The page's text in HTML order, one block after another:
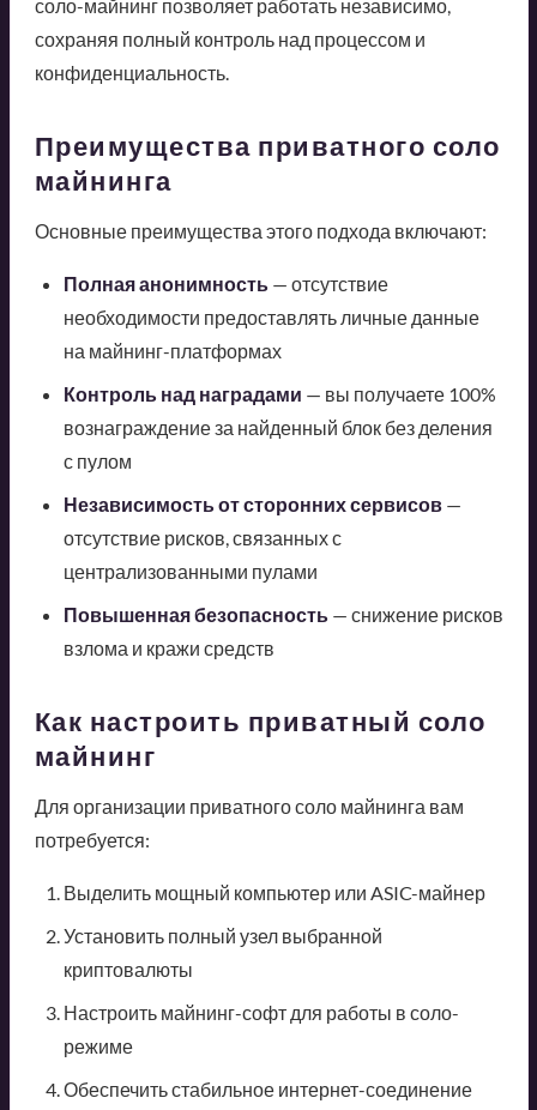
соло-майнинг позволяет работать независимо,
сохраняя полный контроль над процессом и
конфиденциальность.
Преимущества приватного соло
майнинга
Основные преимущества этого подхода включают:
Полная анонимность— отсутствие
необходимости предоставлять личные данные
на майнинг-платформах
Контроль над наградами — вы получаете 100%
вознаграждение за найденный блок без деления
с пулом
Независимость от сторонних сервисов—
отсутствие рисков, связанных с
централизованными пулами
Повышенная безопасность— снижение рисков
взлома и кражи средств
Как настроить приватный соло
майнинг
Для организации приватного соло майнинга вам
потребуется:
Выделить мощный компьютер или ASIC-майнер
Установить полный узел выбранной
криптовалюты
Настроить майнинг-софт для работы в соло-
режиме
Обеспечить стабильное интернет-соединение